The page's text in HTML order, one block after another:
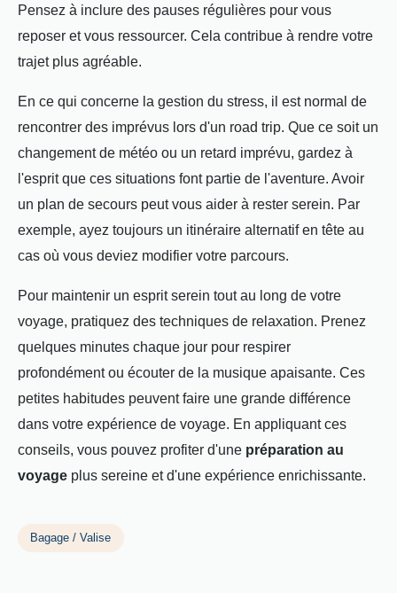
Pensez à inclure des pauses régulières pour vous
reposer et vous ressourcer. Cela contribue à rendre votre
trajet plus agréable.
En ce qui concerne la gestion du stress, il est normal de
rencontrer des imprévus lors d'un road trip. Que ce soit un
changement de météo ou un retard imprévu, gardez à
l'esprit que ces situations font partie de l'aventure. Avoir
un plan de secours peut vous aider à rester serein. Par
exemple, ayez toujours un itinéraire alternatif en tête au
cas où vous deviez modifier votre parcours.
Pour maintenir un esprit serein tout au long de votre
voyage, pratiquez des techniques de relaxation. Prenez
quelques minutes chaque jour pour respirer
profondément ou écouter de la musique apaisante. Ces
petites habitudes peuvent faire une grande différence
dans votre expérience de voyage. En appliquant ces
conseils, vous pouvez profiter d'une préparation au
voyage plus sereine et d'une expérience enrichissante.
Bagage / Valise